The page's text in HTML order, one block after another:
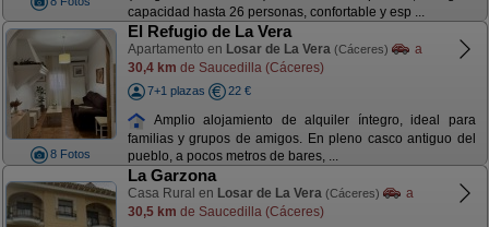
capacidad hasta 26 personas, confortable y esp ...
8 Fotos
El Refugio de La Vera
Apartamento en Losar de La Vera (Cáceres)
a
30,4 km de Saucedilla (Cáceres)
7+1 plazas 22 €
Amplio alojamiento de alquiler íntegro, ideal para
familias y grupos de amigos. En pleno casco antiguo del
pueblo, a pocos metros de bares, ...
La Garzona
Casa Rural en Losar de La Vera (Cáceres)
a
30,5 km de Saucedilla (Cáceres)